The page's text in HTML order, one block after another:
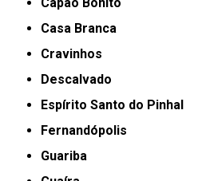
Casa Branca
Cravinhos
Descalvado
Espírito Santo do Pinhal
Fernandópolis
Guariba